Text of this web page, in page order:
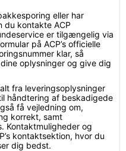
eller har
du kontakte ACP
er tilgængelig via
på ACP’s officielle
klar, så
oplysninger og give dig
fra leveringsoplysninger
håndtering af beskadigede
få vejledning om,
korrekt, samt
Kontaktmuligheder og
kontaktsektion, hvor du
dig bedst.